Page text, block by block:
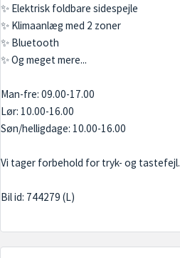
✨ Elektrisk foldbare sidespejle
✨ Klimaanlæg med 2 zoner
✨ Bluetooth
✨ Og meget mere...
Man-fre: 09.00-17.00
Lør: 10.00-16.00
Søn/helligdage: 10.00-16.00
Vi tager forbehold for tryk- og tastefejl.